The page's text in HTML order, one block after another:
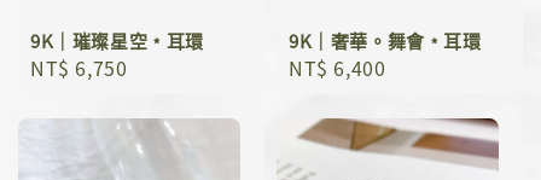
9K｜璀璨星空﹡耳環
Regular
NT$ 6,750
9K｜奢華。舞會﹡耳環
Regular
NT$ 6,400